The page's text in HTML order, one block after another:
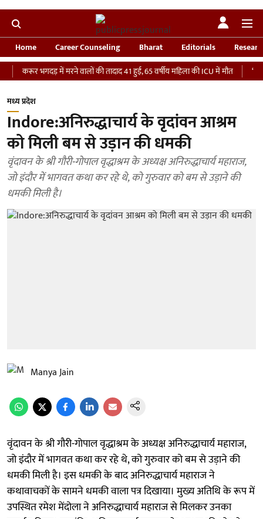
Home Career Counseling Bharat Editorials
भगदड़ में मरने वालों की तादाद 41 हुई, 65 वर्षीय महिला की ICU में मौत
‘भारतीय
मध्य प्रदेश
Indore:अनिरुद्धाचार्य के वृदांवन आश्रम
को मिली बम से उड़ान की धमकी
वृंदावन के श्री गौरी-गोपाल वृद्धाश्रम के अध्यक्ष अनिरुद्धाचार्य महाराज,
जो इंदौर में भागवत कथा कर रहे थे, को गुरुवार को बम से उड़ाने की
धमकी मिली है।
Manya Jain
वृंदावन के श्री गौरी-गोपाल वृद्धाश्रम के अध्यक्ष अनिरुद्धाचार्य महाराज,
जो इंदौर में भागवत कथा कर रहे थे, को गुरुवार को बम से उड़ाने की
धमकी मिली है। इस धमकी के बाद अनिरुद्धाचार्य महाराज ने
कथावाचकों के सामने धमकी वाला पत्र दिखाया। मुख्य अतिथि के रूप में
उपस्थित रमेश मेंदोला ने अनिरुद्धाचार्य महाराज से मिलकर उनका